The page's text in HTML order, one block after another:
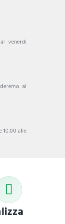
venerdi
al
10.00 alle